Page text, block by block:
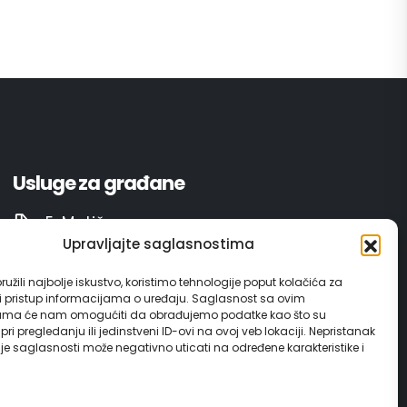
Upravljajte saglasnostima
najbolje iskustvo, koristimo tehnologije poput kolačića za
pristup informacijama o uređaju. Saglasnost sa ovim
će nam omogućiti da obrađujemo podatke kao što su
pregledanju ili jedinstveni ID-ovi na ovoj veb lokaciji. Nepristanak
saglasnosti može negativno uticati na određene karakteristike i
Usluge za građane
E-Matičar
Invest in Gračanica
Vodič za građane